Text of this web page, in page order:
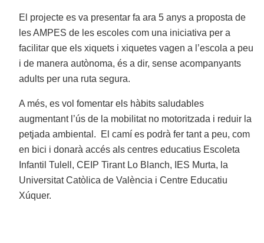
El projecte es va presentar fa ara 5 anys a proposta de
les AMPES de les escoles com una iniciativa per a
facilitar que els xiquets i xiquetes vagen a l’escola a peu
i de manera autònoma, és a dir, sense acompanyants
adults per una ruta segura.
A més, es vol fomentar els hàbits saludables
augmentant l’ús de la mobilitat no motoritzada i reduir la
petjada ambiental. El camí es podrà fer tant a peu, com
en bici i donarà accés als centres educatius Escoleta
Infantil Tulell, CEIP Tirant Lo Blanch, IES Murta, la
Universitat Catòlica de València i Centre Educatiu
Xúquer.